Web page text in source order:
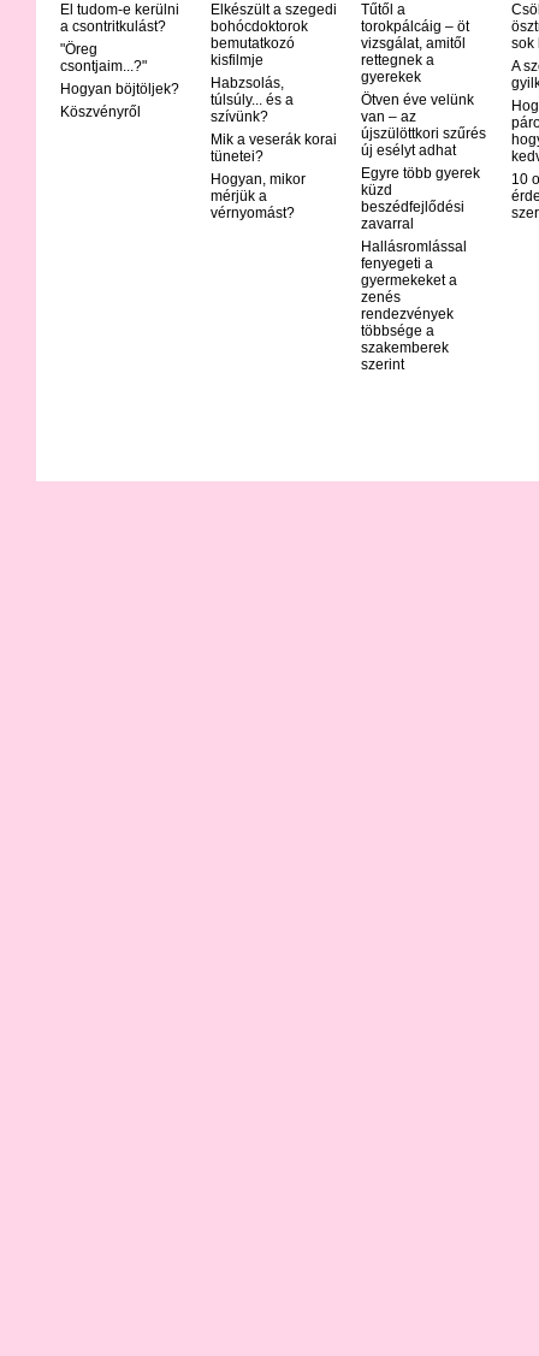
El tudom-e kerülni
a csontritkulást?
"Öreg
csontjaim...?"
Hogyan böjtöljek?
Köszvényről
Elkészült a szegedi
bohócdoktorok
bemutatkozó
kisfilmje
Habzsolás,
túlsúly... és a
szívünk?
Mik a veserák korai
tünetei?
Hogyan, mikor
mérjük a
vérnyomást?
Tűtől a
torokpálcáig – öt
vizsgálat, amitől
rettegnek a
gyerekek
Ötven éve velünk
van – az
újszülöttkori szűrés
új esélyt adhat
Egyre több gyerek
küzd
beszédfejlődési
zavarral
Hallásromlással
fenyegeti a
gyermekeket a
zenés
rendezvények
többsége a
szakemberek
szerint
sok
A
10